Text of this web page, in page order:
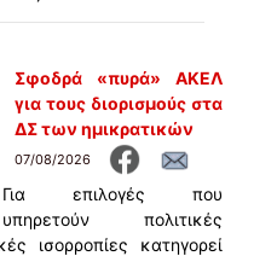
Σφοδρά «πυρά» ΑΚΕΛ
για τους διορισμούς στα
ΔΣ των ημικρατικών
07/08/2026
Για επιλογές που
υπηρετούν πολιτικές
ισορροπίες κατηγορεί